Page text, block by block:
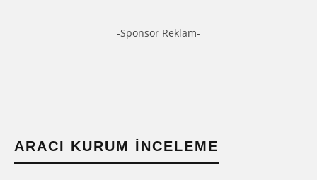
-Sponsor Reklam-
ARACI KURUM İNCELEME